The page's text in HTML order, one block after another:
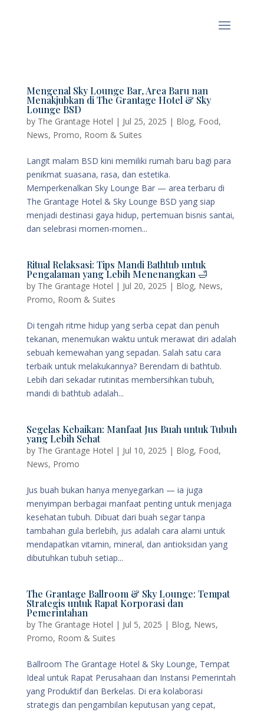
Mengenal Sky Lounge Bar, Area Baru nan
Menakjubkan di The Grantage Hotel & Sky
Lounge BSD
by The Grantage Hotel | Jul 25, 2025 | Blog, Food,
News, Promo, Room & Suites
Langit malam BSD kini memiliki rumah baru bagi para
penikmat suasana, rasa, dan estetika.
Memperkenalkan Sky Lounge Bar — area terbaru di
The Grantage Hotel & Sky Lounge BSD yang siap
menjadi destinasi gaya hidup, pertemuan bisnis santai,
dan selebrasi momen-momen...
Ritual Relaksasi: Tips Mandi Bathtub untuk
Pengalaman yang Lebih Menenangkan 🛁
by The Grantage Hotel | Jul 20, 2025 | Blog, News,
Promo, Room & Suites
Di tengah ritme hidup yang serba cepat dan penuh
tekanan, menemukan waktu untuk merawat diri adalah
sebuah kemewahan yang sepadan. Salah satu cara
terbaik untuk melakukannya? Berendam di bathtub.
Lebih dari sekadar rutinitas membersihkan tubuh,
mandi di bathtub adalah...
Segelas Kebaikan: Manfaat Jus Buah untuk Tubuh
yang Lebih Sehat
by The Grantage Hotel | Jul 10, 2025 | Blog, Food,
News, Promo
Jus buah bukan hanya menyegarkan — ia juga
menyimpan berbagai manfaat penting untuk menjaga
kesehatan tubuh. Dibuat dari buah segar tanpa
tambahan gula berlebih, jus adalah cara alami untuk
mendapatkan vitamin, mineral, dan antioksidan yang
dibutuhkan tubuh setiap...
The Grantage Ballroom & Sky Lounge: Tempat
Strategis untuk Rapat Korporasi dan
Pemerintahan
by The Grantage Hotel | Jul 5, 2025 | Blog, News,
Promo, Room & Suites
Ballroom The Grantage Hotel & Sky Lounge, Tempat
Ideal untuk Rapat Perusahaan dan Instansi Pemerintah
yang Produktif dan Berkelas. Di era kolaborasi
strategis dan pengambilan keputusan yang cepat,